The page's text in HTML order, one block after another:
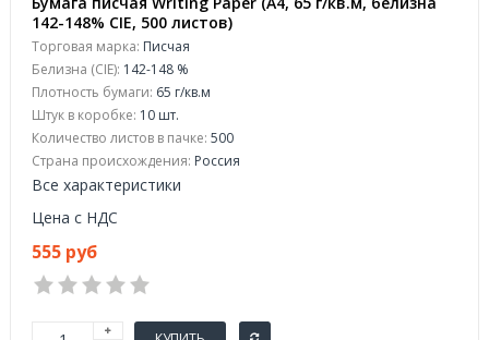
142-148% CIE, 500 листов)
Торговая марка: Писчая
Белизна (CIE): 142-148 %
Плотность бумаги: 65 г/кв.м
Штук в коробке: 10 шт.
Количество листов в пачке: 500
Страна происхождения: Россия
Все характеристики
Цена с НДС
555 руб